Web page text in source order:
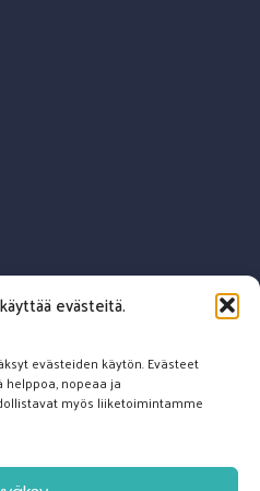
evästeitä.
evästeiden käytön. Evästeet
nopeaa ja
myös liiketoimintamme